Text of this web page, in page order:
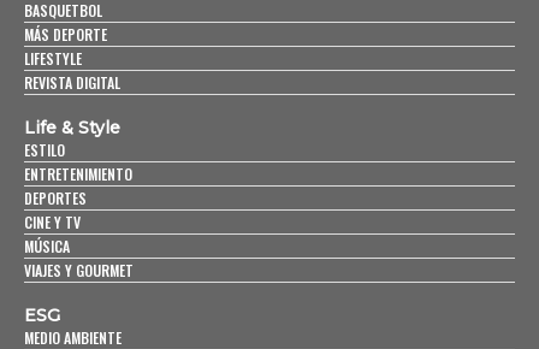
BASQUETBOL
MÁS DEPORTE
LIFESTYLE
REVISTA DIGITAL
Life & Style
ESTILO
ENTRETENIMIENTO
DEPORTES
CINE Y TV
MÚSICA
VIAJES Y GOURMET
ESG
MEDIO AMBIENTE